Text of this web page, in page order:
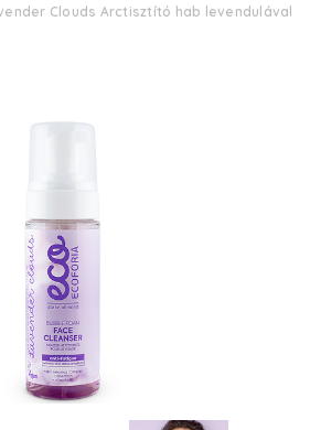
Clouds Arctisztító hab levendulával